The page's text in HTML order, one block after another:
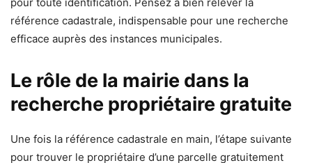
référence cadastrale, indispensable pour une recherche
efficace auprès des instances municipales.
Le rôle de la mairie dans la
recherche propriétaire gratuite
Une fois la référence cadastrale en main, l’étape suivante
pour trouver le propriétaire d’une parcelle gratuitement